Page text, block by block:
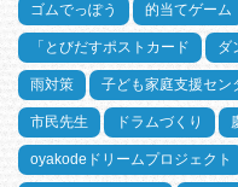
ゴムでっぽう 的当てゲーム
「とびだすポストカード ダ
雨対策 子ども家庭支援セン
市民先生 ドラムづくり
oyakodeドリームプロジェクト